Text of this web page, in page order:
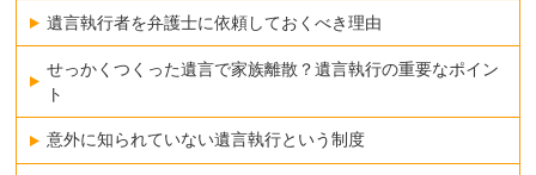
遺言執行者を弁護士に依頼しておくべき理由
せっかくつくった遺言で家族離散？遺言執行の重要なポイン
ト
意外に知られていない遺言執行という制度